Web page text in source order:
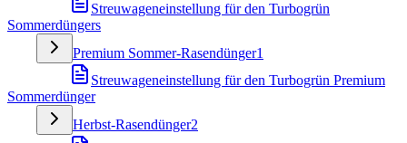
Streuwageneinstellung für den Turbogrün
Sommerdüngers
Premium Sommer-Rasendünger1
Streuwageneinstellung für den Turbogrün Premium
Sommerdünger
Herbst-Rasendünger2